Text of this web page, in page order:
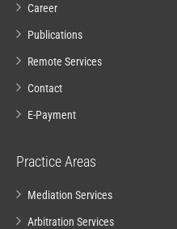
Career
Publications
Remote Services
Contact
E-Payment
Practice Areas
Mediation Services
Arbitration Services